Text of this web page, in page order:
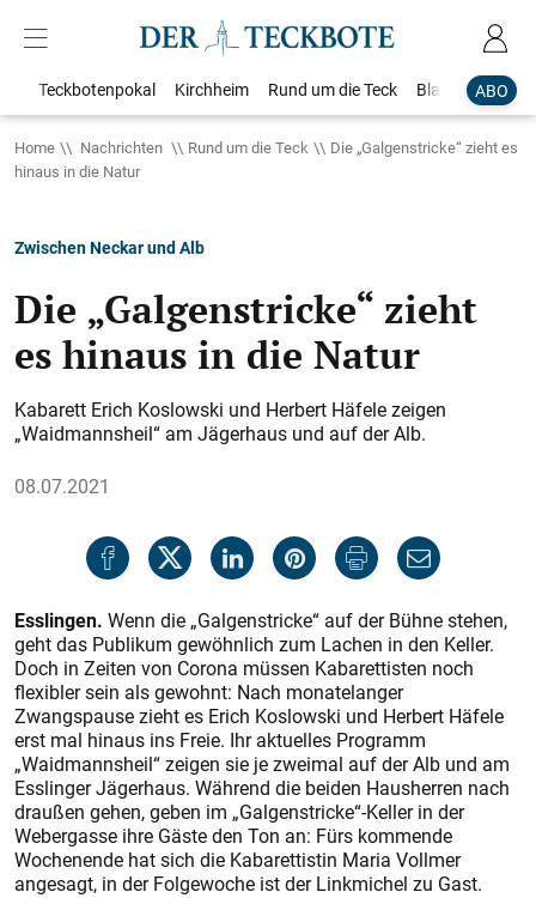
ABO
Teckbotenpokal Kirchheim Rund um die Teck Blaulicht
Home Nachrichten Rund um die Teck
Die „Galgenstricke“ zieht es
hinaus in die Natur
Zwischen Neckar und Alb
Die „Galgenstricke“ zieht
es hinaus in die Natur
Kabarett Erich Koslowski und Herbert Häfele zeigen
„Waidmannsheil“ am Jägerhaus und auf der Alb.
08.07.2021
Esslingen. Wenn die „Galgenstricke“ auf der Bühne stehen,
geht das Publikum gewöhnlich zum Lachen in den Keller.
Doch in Zeiten von Corona müssen Kabarettisten noch
flexibler sein als gewohnt: Nach monatelanger
Zwangspause zieht es Erich Koslowski und Herbert Häfele
erst mal hinaus ins Freie. Ihr aktuelles Programm
„Waidmannsheil“ zeigen sie je zweimal auf der Alb und am
Esslinger Jägerhaus. Während die beiden Hausherren nach
draußen gehen, geben im „Galgenstricke“-Keller in der
Webergasse ihre Gäste den Ton an: Fürs kommende
Wochenende hat sich die Kabarettistin Maria Vollmer
angesagt, in der Folgewoche ist der Linkmichel zu Gast.